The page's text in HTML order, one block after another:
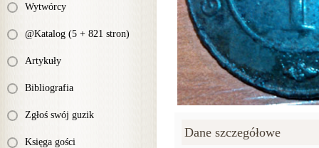
Wytwórcy
@Katalog (5 + 821 stron)
Artykuły
Bibliografia
Zgłoś swój guzik
Księga gości
Dane szczegółowe